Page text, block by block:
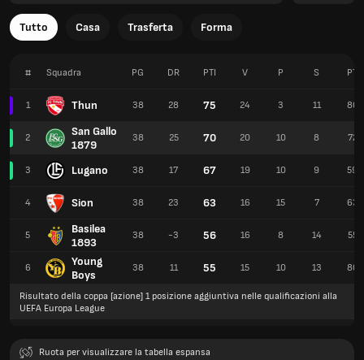
Tutto Casa Trasferta Forma
# Squadra
1 Thun
2
San Gallo
1879
3 Lugano
4 Sion
5
Basilea
1893
6
Young
Boys
PG DR PTI V P S PT
38 28 75 24 3 11 80
38 25 70 20 10 8 72
38 17 67 19 10 9 59
38 23 63 16 15 7 63
38 -3 56 16 8 14 55
38 11 55 15 10 13 80
Risultato della coppa [azione] 1 posizione aggiuntiva nelle qualificazioni alla
UEFA Europa League
Ruota per visualizzare la tabella espansa